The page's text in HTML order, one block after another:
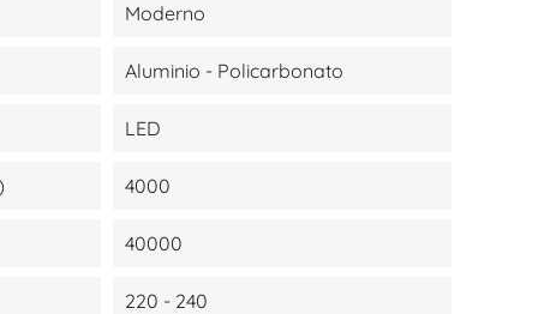
Moderno
Aluminio - Policarbonato
LED
4000
40000
220 - 240